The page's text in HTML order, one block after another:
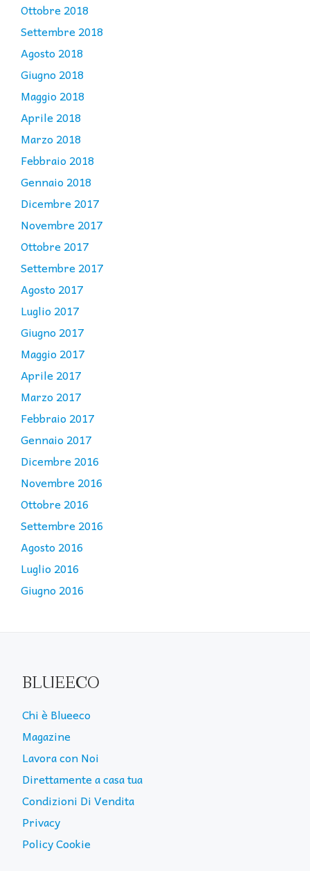
Ottobre 2018
Settembre 2018
Agosto 2018
Giugno 2018
Maggio 2018
Aprile 2018
Marzo 2018
Febbraio 2018
Gennaio 2018
Dicembre 2017
Novembre 2017
Ottobre 2017
Settembre 2017
Agosto 2017
Luglio 2017
Giugno 2017
Maggio 2017
Aprile 2017
Marzo 2017
Febbraio 2017
Gennaio 2017
Dicembre 2016
Novembre 2016
Ottobre 2016
Settembre 2016
Agosto 2016
Luglio 2016
Giugno 2016
BLUEECO
Chi è Blueeco
Magazine
Lavora con Noi
Direttamente a casa tua
Condizioni Di Vendita
Privacy
Policy Cookie